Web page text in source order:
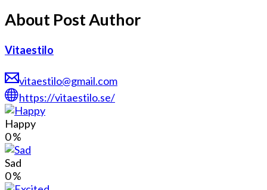
About Post Author
Vitaestilo
vitaestilo@gmail.com
https://vitaestilo.se/
Happy
0%
Sad
0%